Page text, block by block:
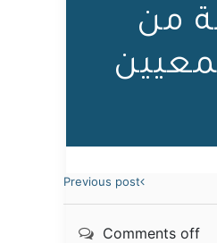
من
Previous post
Comments off